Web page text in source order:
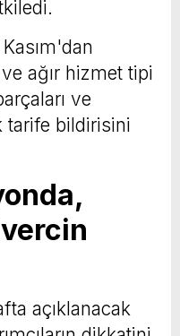
ağır hizmet tipi
ve
tarife bildirisini
açıklanacak